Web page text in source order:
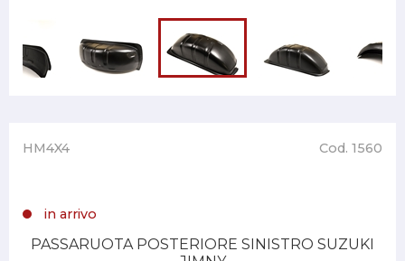
HM4X4 Cod. 1560
in arrivo
PASSARUOTA POSTERIORE SINISTRO SUZUKI